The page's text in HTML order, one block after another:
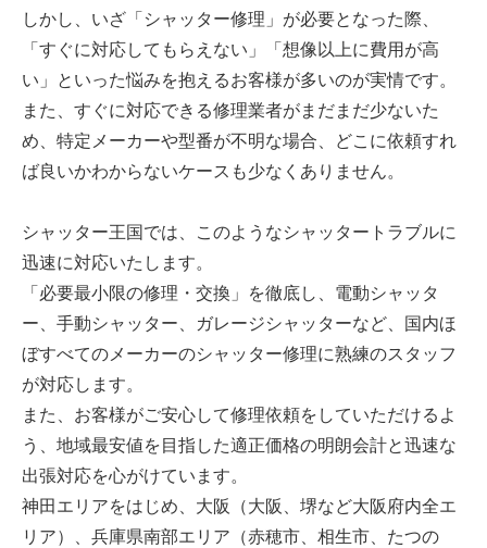
しかし、いざ「シャッター修理」が必要となった際、
「すぐに対応してもらえない」「想像以上に費用が高
い」といった悩みを抱えるお客様が多いのが実情です。
また、すぐに対応できる修理業者がまだまだ少ないた
め、特定メーカーや型番が不明な場合、どこに依頼すれ
ば良いかわからないケースも少なくありません。
シャッター王国では、このようなシャッタートラブルに
迅速に対応いたします。
「必要最小限の修理・交換」を徹底し、電動シャッタ
ー、手動シャッター、ガレージシャッターなど、国内ほ
ぼすべてのメーカーのシャッター修理に熟練のスタッフ
が対応します。
また、お客様がご安心して修理依頼をしていただけるよ
う、地域最安値を目指した適正価格の明朗会計と迅速な
出張対応を心がけています。
神田エリアをはじめ、大阪（大阪、堺など大阪府内全エ
リア）、兵庫県南部エリア（赤穂市、相生市、たつの